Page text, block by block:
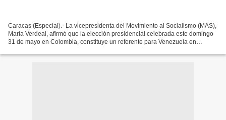
Caracas (Especial).- La vicepresidenta del Movimiento al Socialismo (MAS),
María Verdeal, afirmó que la elección presidencial celebrada este domingo
31 de mayo en Colombia, constituye un referente para Venezuela en